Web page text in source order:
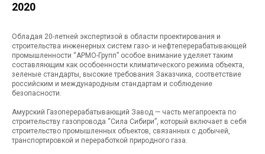
2020
Обладая 20-летней экспертизой в области проектирования и
строительства инженерных систем газо- и нефтеперерабатывающей
промышленности “АРМО-Групп” особое внимание уделяет таким
составляющим как особоенности климатического режима объекта,
зеленые стандарты, высокие требования Заказчика, соответствие
российским и международным стандартам и соблюдение
безопасности.
Амурский Газоперерабатывающий Завод — часть мегапроекта по
строительству газопровода “Сила Сибири”, который включает в себя
строительство промышленных объектов, связанных с добычей,
транспортировкой и переработкой природного газа.